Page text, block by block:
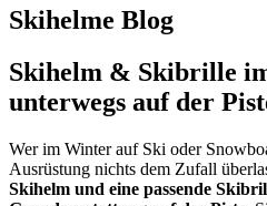
Skihelme Blog
Skihelm & Skibrille
unterwegs auf der
Wer im Winter auf Ski oder
Ausrüstung nichts dem Zufall
Skihelm und eine passende